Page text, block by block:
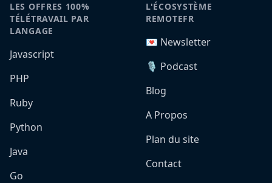
LES OFFRES 100%
TÉLÉTRAVAIL PAR
LANGAGE
Javascript
PHP
Ruby
Python
Java
Go
L'ÉCOSYSTÈME
REMOTEFR
💌 Newsletter
🎙️ Podcast
Blog
A Propos
Plan du site
Contact